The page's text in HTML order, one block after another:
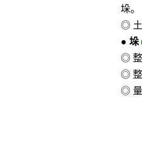
垛。
◎ 土
● 垛
◎ 整
◎ 整
◎ 量